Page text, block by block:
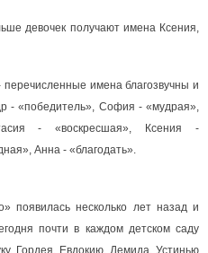
девочек получают имена Ксения,
имена благозвучны и
- «победитель», София - «мудрая»,
- «воскресшая», Ксения -
Анна - «благодать».
появилась несколько лет назад и
почти в каждом детском саду